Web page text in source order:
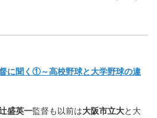
に聞く①～高校野球と大学野球の違
盛英一監督も以前は大阪市立大と大